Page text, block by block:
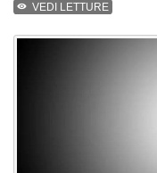
VEDI LETTURE